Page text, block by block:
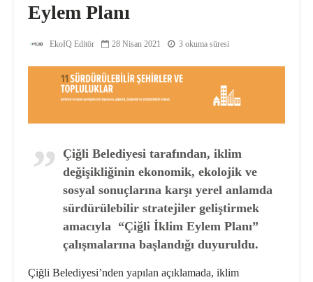
Eylem Planı
EkoIQ Editör 28 Nisan 2021 3 okuma süresi
Çiğli Belediyesi tarafından, iklim
değişikliğinin ekonomik, ekolojik ve
sosyal sonuçlarına karşı yerel anlamda
sürdürülebilir stratejiler geliştirmek
amacıyla “Çiğli İklim Eylem Planı”
çalışmalarına başlandığı duyuruldu.
Çiğli Belediyesi’nden yapılan açıklamada, iklim